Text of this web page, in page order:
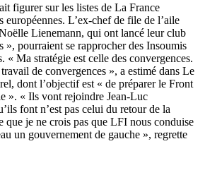
figurer sur les listes de La France
L’ex-chef de file de l’aile
Lienemann, qui ont lancé leur club
», pourraient se rapprocher des Insoumis
« Ma stratégie est celle des convergences.
de convergences », a estimé dans Le
dont l’objectif est « de préparer le Front
». « Ils vont rejoindre Jean-Luc
font n’est pas celui du retour de la
que je ne crois pas que LFI nous conduise
un gouvernement de gauche », regrette